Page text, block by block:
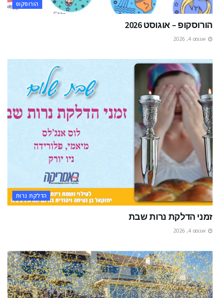
הורוסקופ
הורוסקופ – אוגוסט 2026
אוגוסט 4, 2026
הדלקת נרות
זמני הדלקת נרות שבת
אוגוסט 4, 2026